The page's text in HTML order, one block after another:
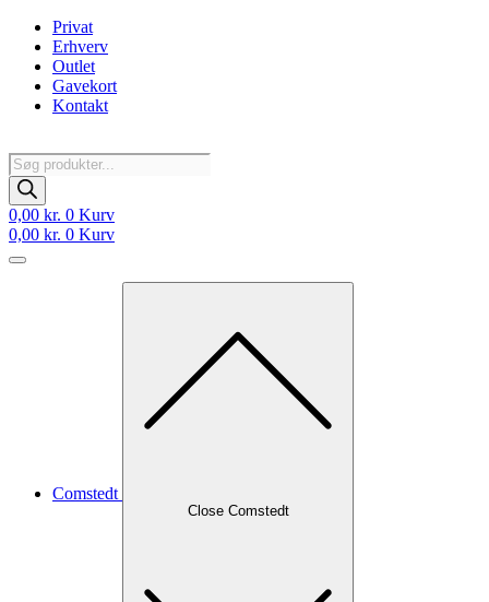
Videre
indhold
Privat
Erhverv
Outlet
Gavekort
Kontakt
Products
search
0,00 kr. 0 Kurv
0,00 kr. 0 Kurv
Comstedt
Close Comstedt